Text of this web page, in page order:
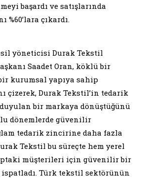
başardı ve satışlarında
%60’lara çıkardı.
yöneticisi Durak Tekstil
Saadet Oran, köklü bir
kurumsal yapıya sahip
çizerek, Durak Tekstil’in tedarik
bir markaya dönüştüğünü
dönemlerde güvenilir
tedarik zincirine daha fazla
Tekstil bu süreçte hem yerel
müşterileri için güvenilir bir
Türk tekstil sektörünün